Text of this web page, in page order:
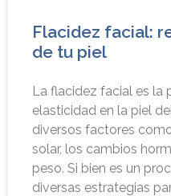
Flacidez facial:
de tu piel
La flacidez facial es la
elasticidad en la piel
diversos factores
solar, los cambios
peso. Si bien es un
diversas estrategias